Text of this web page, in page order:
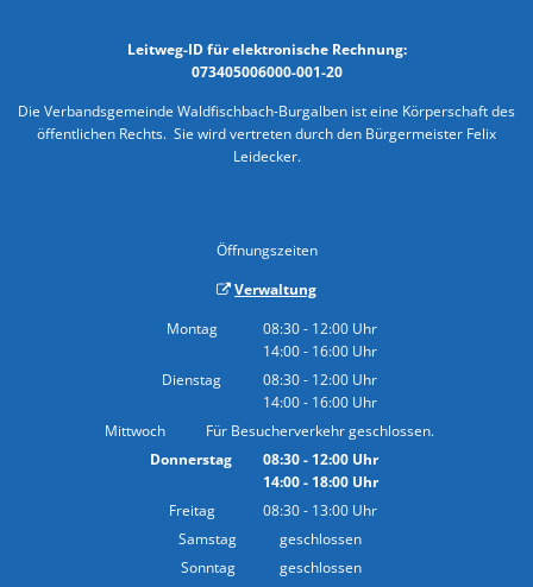
Leitweg-ID für elektronische Rechnung:
073405006000-001-20
Die Verbandsgemeinde Waldfischbach-Burgalben ist eine Körperschaft des
öffentlichen Rechts. Sie wird vertreten durch den Bürgermeister Felix
Leidecker.
Öffnungszeiten
Verwaltung
Montag
08:30- 12:00 Uhr
Von 08:30 bis 12:00 Uhr
14:00- 16:00 Uhr
Von 14:00 bis 16:00 Uhr
Dienstag 08:30- 12:00 Uhr
Von 08:30 bis 12:00 Uhr
14:00- 16:00 Uhr
Von 14:00 bis 16:00 Uhr
Mittwoch
Für Besucherverkehr geschlossen.
Donnerstag
08:30- 12:00Uhr
Von 08:30 bis 12:00 Uhr
14:00- 18:00Uhr
Von 14:00 bis 18:00 Uhr
Freitag 08:30- 13:00 Uhr
Von 08:30 bis 13:00 Uhr
Samstag
geschlossen
Sonntag
geschlossen